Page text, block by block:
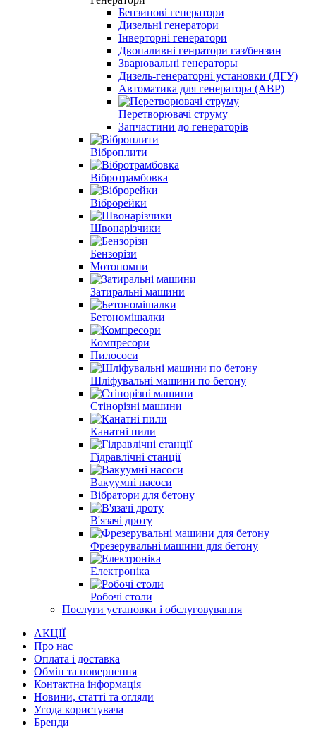
Бензинові генератори
Дизельні генератори
Інверторні генератори
Двопаливні генратори газ/бензин
Зварювальні генераторы
Дизель-генераторні установки (ДГУ)
Автоматика для генератора (АВР)
Перетворювачі струму
Запчастини до генераторів
Віброплити
Вібротрамбовка
Віброрейки
Швонарізчики
Бензорізи
Мотопомпи
Затиральні машини
Бетономішалки
Компресори
Пилососи
Шліфувальні машини по бетону
Стінорізні машини
Канатні пили
Гідравлічні станції
Вакуумні насоси
Вібратори для бетону
В'язачі дроту
Фрезерувальні машини для бетону
Електроніка
Робочі столи
Послуги установки і обслуговування
АКЦІЇ
Про нас
Оплата і доставка
Обмін та повернення
Контактна інформація
Новини, статті та огляди
Угода користувача
Бренди